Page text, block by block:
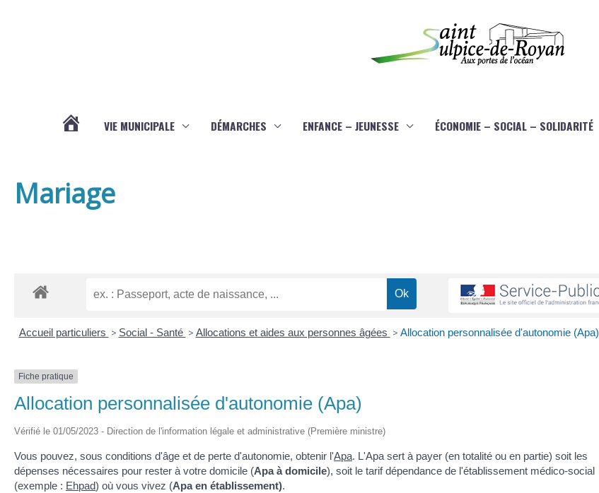
VIE MUNICIPALE DÉMARCHES ENFANCE – JEUNESSE ÉCONOMIE – SOCIAL – SOLIDARITÉ
Mariage
Accueil particuliers > Social - Santé > Allocations et aides aux personnes âgées > Allocation personnalisée d'autonomie (Apa)
Fiche pratique
Allocation personnalisée d'autonomie (Apa)
Vérifié le 01/05/2023 - Direction de l'information légale et administrative (Première ministre)
Vous pouvez, sous conditions d'âge et de perte d'autonomie, obtenir l'Apa. L'Apa sert à payer (en totalité ou en partie) soit les
dépenses nécessaires pour rester à votre domicile (Apa à domicile), soit le tarif dépendance de l'établissement médico-social
(exemple : Ehpad) où vous vivez (Apa en établissement).